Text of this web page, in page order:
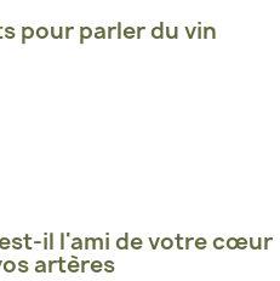
pour parler du vin
il l'ami de votre cœur
artères